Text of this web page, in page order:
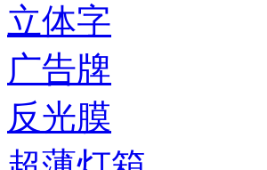
立体字
广告牌
反光膜